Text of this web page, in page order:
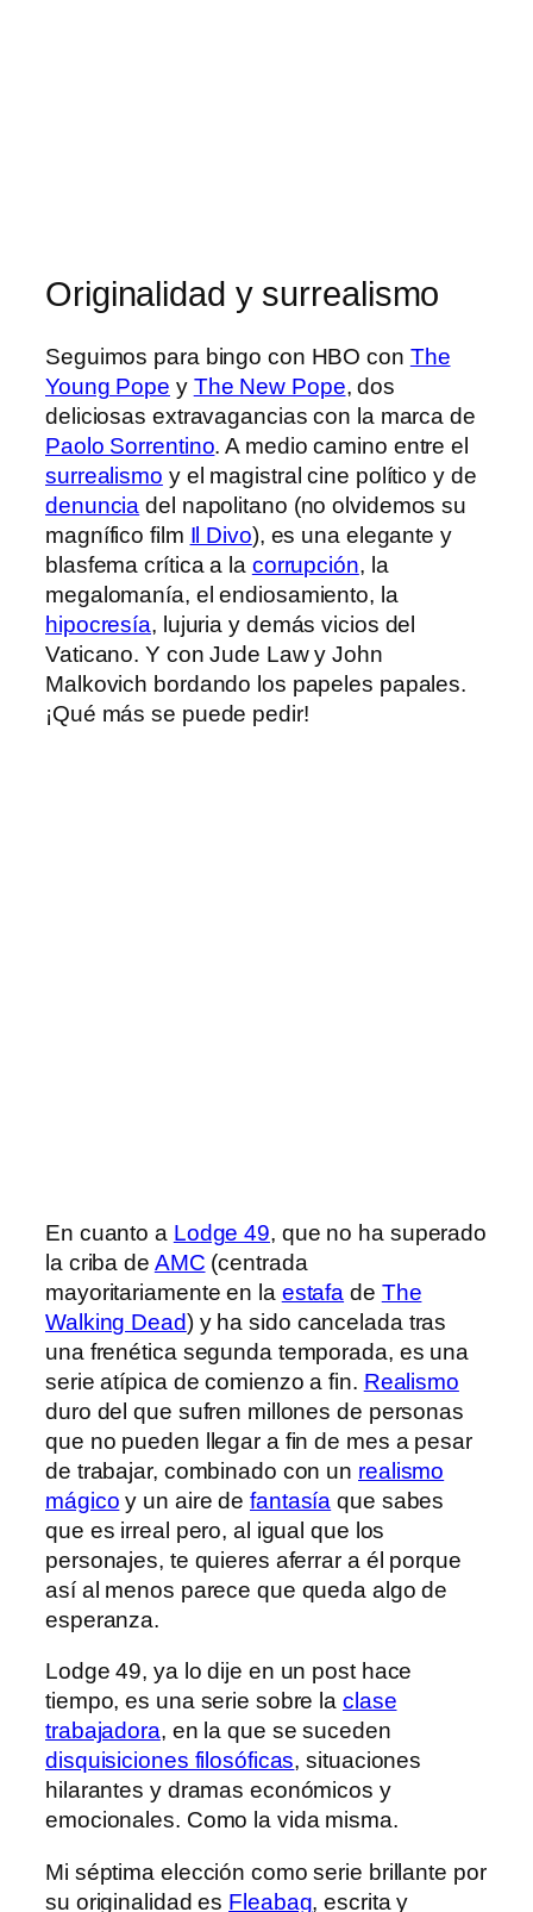
Originalidad y surrealismo
Seguimos para bingo con HBO con The
Young Pope y The New Pope, dos
deliciosas extravagancias con la marca de
Paolo Sorrentino. A medio camino entre el
surrealismo y el magistral cine político y de
denuncia del napolitano (no olvidemos su
magnífico film Il Divo), es una elegante y
blasfema crítica a la corrupción, la
megalomanía, el endiosamiento, la
hipocresía, lujuria y demás vicios del
Vaticano. Y con Jude Law y John
Malkovich bordando los papeles papales.
¡Qué más se puede pedir!
En cuanto a Lodge 49, que no ha superado
la criba de AMC (centrada
mayoritariamente en la estafa de The
Walking Dead) y ha sido cancelada tras
una frenética segunda temporada, es una
serie atípica de comienzo a fin. Realismo
duro del que sufren millones de personas
que no pueden llegar a fin de mes a pesar
de trabajar, combinado con un realismo
mágico y un aire defantasía que sabes
que es irreal pero, al igual que los
personajes, te quieres aferrar a él porque
así al menos parece que queda algo de
esperanza.
Lodge 49, ya lo dije en un post hace
tiempo, es una serie sobre la clase
trabajadora, en la que se suceden
disquisiciones filosóficas, situaciones
hilarantes y dramas económicos y
emocionales. Como la vida misma.
Mi séptima elección como serie brillante por
su originalidad es Fleabag, escrita y